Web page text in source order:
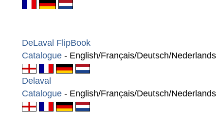
DeLaval FlipBook
Catalogue - English/Français/Deutsch/Nederlands
Delaval
Catalogue - English/Français/Deutsch/Nederlands